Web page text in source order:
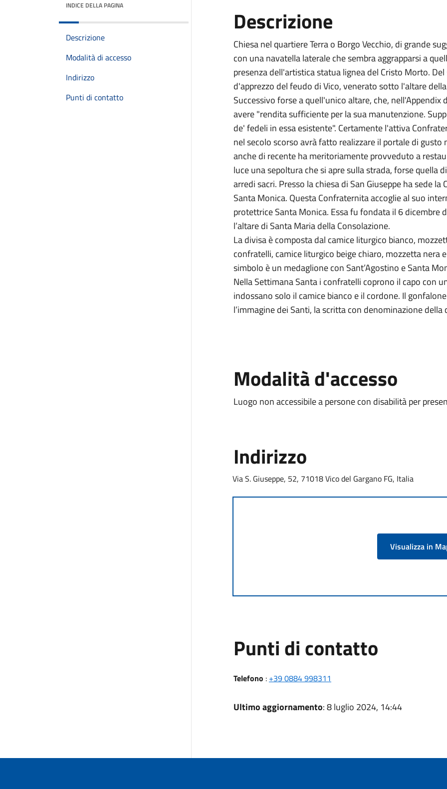
INDICE DELLA PAGINA
Descrizione
Modalità di accesso
Indirizzo
Punti di contatto
Descrizione
Chiesa nel quartiere Terra o Borgo Vecchio, di grande
con una navatella laterale che sembra aggrapparsi a
presenza dell'artistica statua lignea del Cristo Morto.
d'apprezzo del feudo di Vico, venerato sotto l'altare
Successivo forse a quell'unico altare, che,
avere "rendita sufficiente per la sua manutenzione.
de' fedeli in essa esistente". Certamente l'attiva
nel secolo scorso avrà fatto realizzare il portale di
anche di recente ha meritoriamente provveduto a
luce una sepoltura che si apre sulla strada, forse quella
arredi sacri. Presso la chiesa di San Giuseppe ha sede
Santa Monica. Questa Confraternita accoglie al suo
protettrice Santa Monica. Essa fu fondata il 6 dicembre
l’altare di Santa Maria della Consolazione.
La divisa è composta dal camice liturgico bianco,
confratelli, camice liturgico beige chiaro, mozzetta nera
simbolo è un medaglione con Sant’Agostino e Santa
Nella Settimana Santa i confratelli coprono il capo con
indossano solo il camice bianco e il cordone. Il
l’immagine dei Santi, la scritta con
Modalità d'accesso
Luogo non accessibile a persone con disabilità per
Indirizzo
Via S. Giuseppe, 52, 71018 Vico del Gargano FG, Italia
Visualizza in
Punti di contatto
Telefono : +39 0884 998311
Ultimo aggiornamento: 8 luglio 2024, 14:44